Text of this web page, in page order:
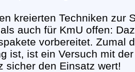
kreierten Techniken zur
auch für KmU offen:
vorbereitet. Zumal
ist, ist ein Versuch mit
sicher den Einsatz wert!